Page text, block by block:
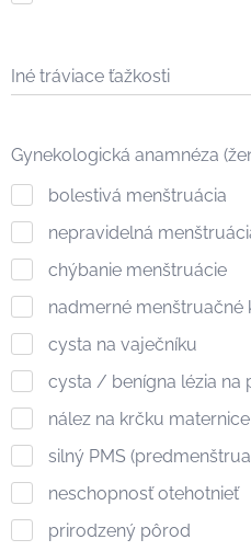
Iné tráviace ťažkosti
Gynekologická anamnéza
bolestivá menštruácia
nepravidelná
chýbanie menštruácie
nadmerné menštruačné
cysta na vaječníku
cysta / benígna lézia na
nález na krčku maternice
silný PMS
neschopnosť otehotnieť
prirodzený pôrod